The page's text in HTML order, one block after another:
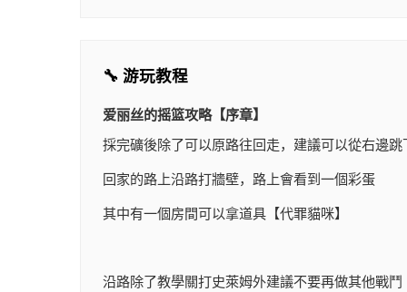
🔧 游玩教程
爱丽丝的摇篮攻略【序章】
採完礦後除了可以原路往回走，建議可以從右邊跳
回家的路上沿路打牆壁，路上會看到一個彩蛋
其中有一個房間可以拿道具【代罪貓咪】
沿路除了教學關打史萊姆外建議不要再做其他戰鬥